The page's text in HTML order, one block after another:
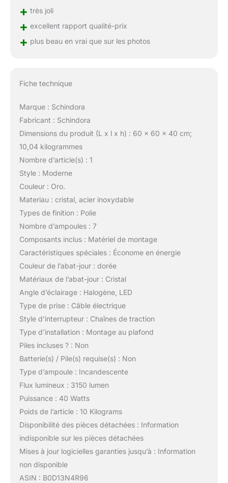
+ très joli
+ excellent rapport qualité-prix
+ plus beau en vrai que sur les photos
Fiche technique
Marque : Schindora
Fabricant : Schindora
Dimensions du produit (L x l x h) : 60 x 60 x 40 cm;
10,04 kilogrammes
Nombre d’article(s) : 1
Style : Moderne
Couleur : Oro.
Materiau : cristal, acier inoxydable
Types de finition : Polie
Nombre d’ampoules : 7
Composants inclus : Matériel de montage
Caractéristiques spéciales : Économe en énergie
Couleur de l’abat-jour : dorée
Matériaux de l’abat-jour : Cristal
Angle d’éclairage : Halogène, LED
Type de prise : Câble électrique
Style d’interrupteur : Chaînes de traction
Type d’installation : Montage au plafond
Piles incluses ? : Non
Batterie(s) / Pile(s) requise(s) : Non
Type d’ampoule : Incandescente
Flux lumineux : 3150 lumen
Puissance : 40 Watts
Poids de l’article : 10 Kilograms
Disponibilité des pièces détachées : Information
indisponible sur les pièces détachées
Mises à jour logicielles garanties jusqu’à : Information
non disponible
ASIN : B0D13N4R96